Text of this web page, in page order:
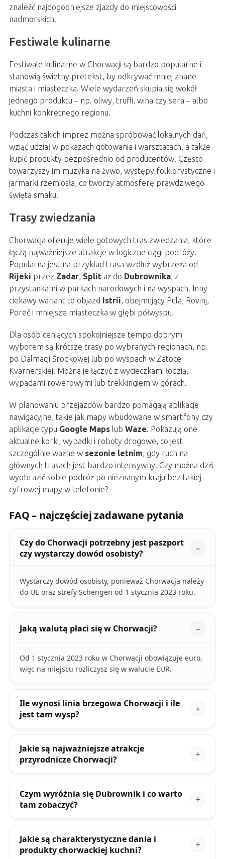
znaleźć najdogodniejsze zjazdy do miejscowości
nadmorskich.
Festiwale kulinarne
Festiwale kulinarne w Chorwacji są bardzo popularne i
stanowią świetny pretekst, by odkrywać mniej znane
miasta i miasteczka. Wiele wydarzeń skupia się wokół
jednego produktu – np. oliwy, trufli, wina czy sera – albo
kuchni konkretnego regionu.
Podczas takich imprez można spróbować lokalnych dań,
wziąć udział w pokazach gotowania i warsztatach, a także
kupić produkty bezpośrednio od producentów. Często
towarzyszy im muzyka na żywo, występy folklorystyczne i
jarmarki rzemiosła, co tworzy atmosferę prawdziwego
święta smaku.
Trasy zwiedzania
Chorwacja oferuje wiele gotowych tras zwiedzania, które
łączą najważniejsze atrakcje w logiczne ciągi podróży.
Popularna jest na przykład trasa wzdłuż wybrzeża od
Rijeki przez Zadar, Splitaż do Dubrownika, z
przystankami w parkach narodowych i na wyspach. Inny
ciekawy wariant to objazd Istrii, obejmujący Pula, Rovinj,
Poreč i mniejsze miasteczka w głębi półwyspu.
Dla osób ceniących spokojniejsze tempo dobrym
wyborem są krótsze trasy po wybranych regionach, np.
po Dalmacji Środkowej lub po wyspach w Zatoce
Kvarnerskiej. Można je łączyć z wycieczkami łodzią,
wypadami rowerowymi lub trekkingiem w górach.
W planowaniu przejazdów bardzo pomagają aplikacje
nawigacyjne, takie jak mapy wbudowane w smartfony czy
aplikacje typu Google Mapslub Waze. Pokazują one
aktualne korki, wypadki i roboty drogowe, co jest
szczególnie ważne w sezonie letnim, gdy ruch na
głównych trasach jest bardzo intensywny. Czy można dziś
wyobrazić sobie podróż po nieznanym kraju bez takiej
cyfrowej mapy w telefonie?
FAQ – najczęściej zadawane pytania
Czy do Chorwacji potrzebny jest paszport
czy wystarczy dowód osobisty?
Wystarczy dowód osobisty, ponieważ Chorwacja należy
do UE oraz strefy Schengen od 1 stycznia 2023 roku.
Jaką walutą płaci się w Chorwacji?
Od 1 stycznia 2023 roku w Chorwacji obowiązuje euro,
więc na miejscu rozliczysz się w walucie EUR.
Ile wynosi linia brzegowa Chorwacji i ile
jest tam wysp?
Jakie są najważniejsze atrakcje
przyrodnicze Chorwacji?
Czym wyróżnia się Dubrownik i co warto
tam zobaczyć?
Jakie są charakterystyczne dania i
produkty chorwackiej kuchni?